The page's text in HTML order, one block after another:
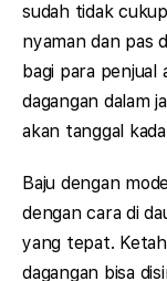
sudah tidak
nyaman dan pas
bagi para penjual
dagangan dalam
akan tanggal
Baju dengan
dengan cara di
yang tepat.
dagangan bisa